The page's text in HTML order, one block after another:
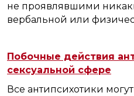
не проявлявшими
вербальной или
Побочные действия
сексуальной сфере
Все антипсихотики